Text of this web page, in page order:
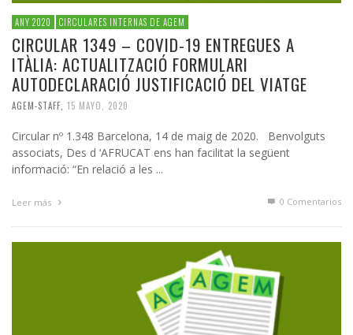
ANY 2020 CIRCULARES INTERNAS DE AGEM
CIRCULAR 1349 – COVID-19 ENTREGUES A
ITÀLIA: ACTUALITZACIÓ FORMULARI
AUTODECLARACIÓ JUSTIFICACIÓ DEL VIATGE
AGEM-STAFF 15 MAYO, 2020
Circular nº 1.348 Barcelona, 14 de maig de 2020. Benvolguts
associats, Des d ‘AFRUCAT ens han facilitat la següent
informació: “En relació a les ...
Leer más 0 Comentarios